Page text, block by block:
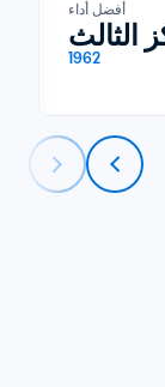
أفضل أداء
الثالث
1962